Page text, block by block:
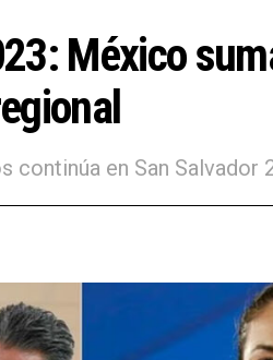
México
en San Salvador